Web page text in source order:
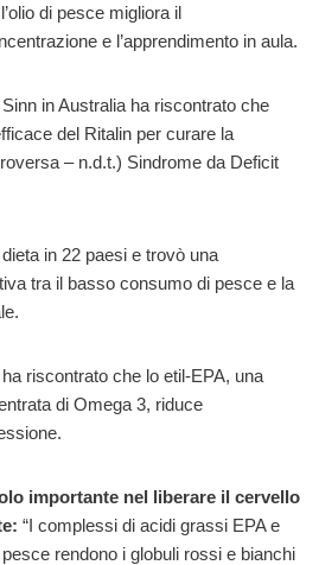
di pesce migliora il
e l’apprendimento in aula.
in Australia ha riscontrato che
del Ritalin per curare la
– n.d.t.) Sindrome da Deficit
in 22 paesi e trovò una
tra il basso consumo di pesce e la
riscontrato che lo etil-EPA, una
di Omega 3, riduce
importante nel liberare il cervello
“I complessi di acidi grassi EPA e
rendono i globuli rossi e bianchi